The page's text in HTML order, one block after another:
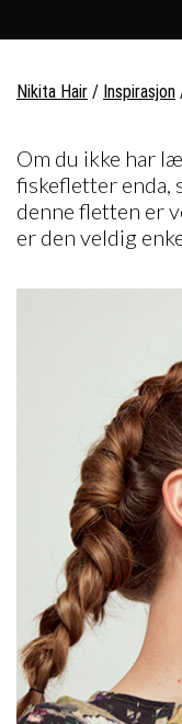
Nikita Hair / Inspirasjon
Om du ikke har
fiskefletter enda,
denne fletten er
er den veldig